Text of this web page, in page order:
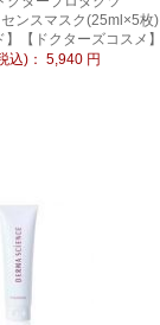
ンスマスク(25ml×5枚)
】【ドクターズコスメ
込)： 5,940 円